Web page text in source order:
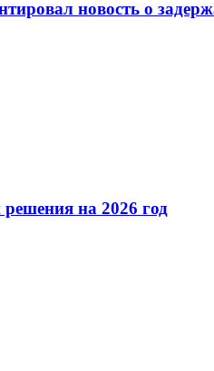
новость о
на 2026 год